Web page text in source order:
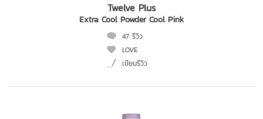
Twelve Plus
Extra Cool Powder Cool Pink
47 รีวิว
LOVE
เขียนรีวิว